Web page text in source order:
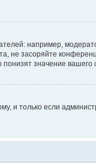
например,
не засоряйте
значение вашего
и только если